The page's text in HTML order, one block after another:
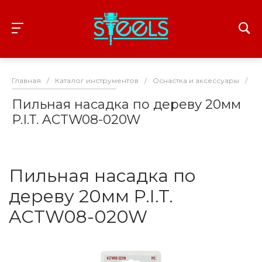
Главная / Каталог инструментов / Оснастка и аксессуары /
Пильная насадка по дереву 20мм
P.I.T. ACTW08-020W
Пильная насадка по
дереву 20мм P.I.T.
ACTW08-020W